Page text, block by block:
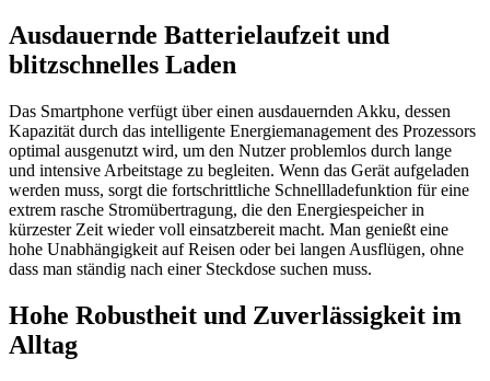
Ausdauernde Batterielaufzeit und
blitzschnelles Laden
Das Smartphone verfügt über einen ausdauernden Akku, dessen
Kapazität durch das intelligente Energiemanagement des Prozessors
optimal ausgenutzt wird, um den Nutzer problemlos durch lange
und intensive Arbeitstage zu begleiten. Wenn das Gerät aufgeladen
werden muss, sorgt die fortschrittliche Schnellladefunktion für eine
extrem rasche Stromübertragung, die den Energiespeicher in
kürzester Zeit wieder voll einsatzbereit macht. Man genießt eine
hohe Unabhängigkeit auf Reisen oder bei langen Ausflügen, ohne
dass man ständig nach einer Steckdose suchen muss.
Hohe Robustheit und Zuverlässigkeit im
Alltag